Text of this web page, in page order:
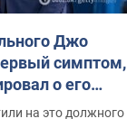
Джо
симптом,
о его
на это должного